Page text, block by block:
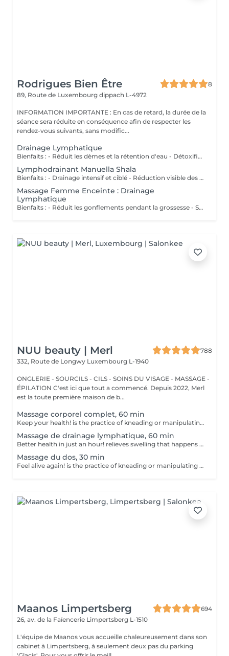
Rodrigues Bien Être
8
89, Route de Luxembourg dippach L-4972
INFORMATION IMPORTANTE : En cas de retard, la durée de la
séance sera réduite en conséquence afin de respecter les
rendez-vous suivants, sans modific...
Drainage Lymphatique
Bienfaits : - Réduit les dèmes et la rétention d'eau - Détoxifie l'organisme - Améliore la circulation lymphatique - Soulage la sensation de jambes lourdes - Favorise la récupération postopératoire
Lymphodrainant Manuella Shala
Bienfaits : - Drainage intensif et ciblé - Réduction visible des gonflements - Amélioration du contour corporel - Sensation immédiate de légèreté
Massage Femme Enceinte : Drainage
Lymphatique
Bienfaits : - Réduit les gonflements pendant la grossesse - Soulage les jambes lourdes - Améliore la circulation - Procure confort et légèreté
NUU beauty | Merl
788
332, Route de Longwy Luxembourg L-1940
ONGLERIE - SOURCILS - CILS - SOINS DU VISAGE - MASSAGE -
ÉPILATION C'est ici que tout a commencé. Depuis 2022, Merl
est la toute première maison de b...
Massage corporel complet, 60 min
Keep your health! is the practice of kneading or manipulating a person's muscles and other soft-tissue in order to reduce stress, reduce muscle pain, increase relaxation and improve the work of the immune system. Benefits of getting a full body massage: - reduces stress - relaxing - improves blood circulation - improves body immune system How is full body massage done? - head and neck are massaged - shoulders and back are massaged - hands and arms are massaged - feet and legs are massaged - belly is massaged Age restrictions: there are no age restrictions for this procedure. Post procedure recommendations: do not do sport and any sharp movements 2-3 hours after the procedure. Frequency: 1-2 times per week, 10 times in total. Repeat once in 3-6 months.
Massage de drainage lymphatique, 60 min
Better health in just an hour! relieves swelling that happens when medical treatment or illness blocks your lymphatic system. Lymphatic drainage massage involves gently manipulating specific areas of your body to help lymph move to an area with working lymph vessels. Benefits of getting a lymphatic drainage massage: - improves body immune system - helps with post-injury swelling - eases tension in the body How is a lymphatic drainage massage done? - head and neck are massaged - shoulders and back are massaged - hands and arms are massaged - feet and legs are massaged - belly is massaged Age restrictions: there are no age restrictions for this procedure. Post procedure recommendations: do not do sport and any sharp movements 2-3 hours after the procedure. Frequency: 1-2 times per week, 10 times in total. Repeat once in 3-6 months.
Massage du dos, 30 min
Feel alive again! is the practice of kneading or manipulating a person's muscles and other soft-tissue in order to reduce stress, reduce muscle pain, increase relaxation and improve the work of the immune system. Benefits of getting a back health massage: - reduces stress - relaxing - improves blood circulation - improves body immune system How is massage back health done? - head and neck are massaged - shoulders and back are massaged - hands and arms are massaged Age restrictions: there are no age restrictions for this procedure. Post procedure recommendations: do not do sport and any sharp movements for 2-3 hours after the procedure. Frequency: 1-2 times per week, 10 times in total. Repeat once in 3-6 months.
Maanos Limpertsberg
694
26, av. de la Faïencerie Limpertsberg L-1510
L'équipe de Maanos vous accueille chaleureusement dans son
cabinet à Limpertsberg, à seulement deux pas du parking